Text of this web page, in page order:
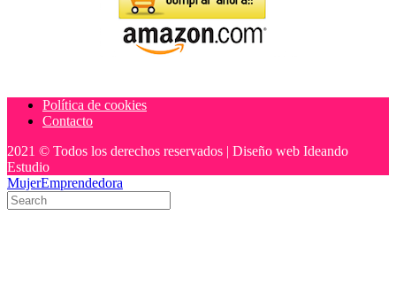
Política de cookies
Contacto
2021 © Todos los derechos reservados | Diseño web Ideando
Estudio
MujerEmprendedora